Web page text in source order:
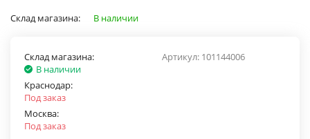
Склад магазина: В наличии
Артикул: 101144006
Склад магазина:
В наличии
Краснодар:
Под заказ
Москва:
Под заказ